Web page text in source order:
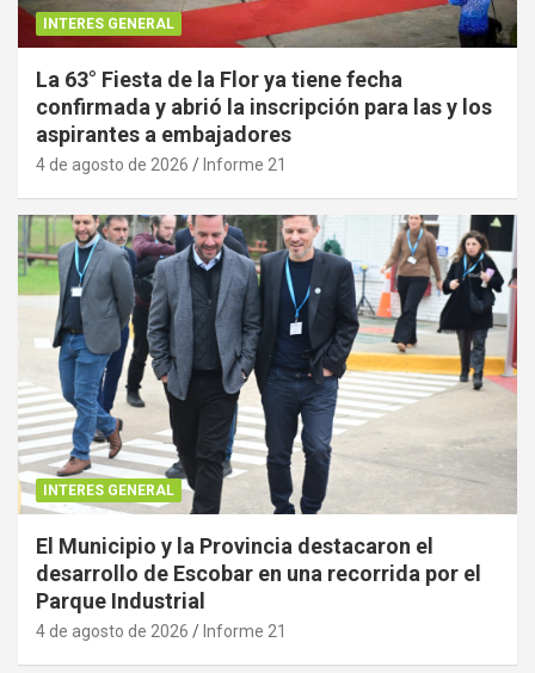
INTERES GENERAL
La 63° Fiesta de la Flor ya tiene fecha
confirmada y abrió la inscripción para las y los
aspirantes a embajadores
4 de agosto de 2026 Informe 21
INTERES GENERAL
El Municipio y la Provincia destacaron el
desarrollo de Escobar en una recorrida por el
Parque Industrial
4 de agosto de 2026 Informe 21